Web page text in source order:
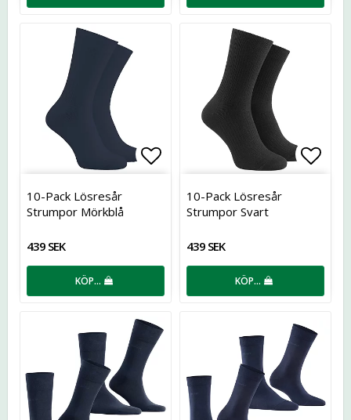
Lägg till i favoritlistan
10-Pack Lösresår
Strumpor Mörkblå
439 SEK
KÖP…
10-Pack Lösresår
Strumpor Svart
439 SEK
KÖP…